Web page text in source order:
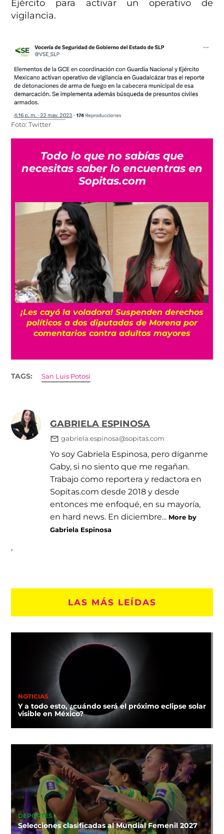
Ejército para activar un operativo de
vigilancia.
Foto: Twitter
Todo lo que no sabías que
necesitas saber lo encuentras en
Sopitas.com
¡Les cayó la voladora! Suspenden derechos
políticos a dos diputadas de Morena por
comentarios contra adultos mayores
TAGS: San Luis Potosí
GABRIELA ESPINOSA
gabriela.espinosa@sopitas.com
Yo soy Gabriela Espinosa, pero díganme
Gaby, si no siento que me regañan.
Trabajo como reportera y redactora en
Sopitas.com desde 2018 y desde
entonces me enfoqué, en su mayoría,
en hard news. En diciembre... More by
Gabriela Espinosa
LAS MÁS LEÍDAS
NOTICIAS
Y a todo esto, ¿cuándo será el próximo eclipse solar
visible en México?
DEPORTES
Selecciones clasificadas al Mundial Femenil 2027